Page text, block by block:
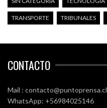
TRANSPORTE TRIBUNALES
CONTACTO
Mail : contacto@puntoprensa.cl
WhatsApp: +56984025146